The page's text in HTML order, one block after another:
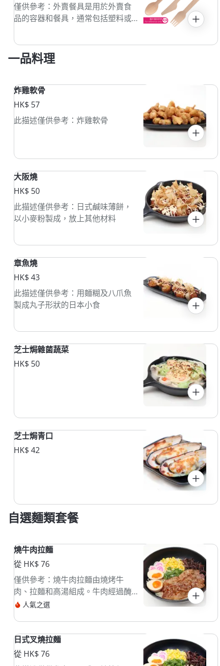
僅供參考：外賣餐具是用於外賣食
品的容器和餐具，通常包括塑料或
合各種外賣餐點。
一品料理
炸雞軟骨
HK$ 57
此描述僅供參考：炸雞軟骨
大阪燒
HK$ 50
此描述僅供參考：日式鹹味薄餅，
以小麥粉製成，放上其他材料
章魚燒
HK$ 43
此描述僅供參考：用麵糊及八爪魚
製成丸子形狀的日本小食
芝士焗雜菌蔬菜
HK$ 50
芝士焗青口
HK$ 42
自選麵類套餐
燒牛肉拉麵
從 HK$ 76
僅供參考：燒牛肉拉麵由燒烤牛
肉、拉麵和高湯組成。牛肉經過醃
製後燒烤，搭配濃郁的湯底，通常
配有青菜和蛋。
人氣之選
日式叉燒拉麵
從 HK$ 76